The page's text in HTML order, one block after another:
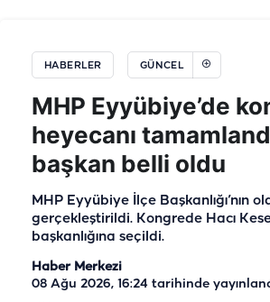
HABERLER GÜNCEL
MHP Eyyübiye’de
heyecanı
başkan belli oldu
MHP Eyyübiye İlçe Başkanlığı’nın
gerçekleştirildi. Kongrede Hacı
başkanlığına seçildi.
Haber Merkezi
08 Ağu 2026, 16:24 tarihinde